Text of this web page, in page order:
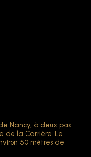
Nancy, à deux pas
de la Carrière. Le
50 mètres de